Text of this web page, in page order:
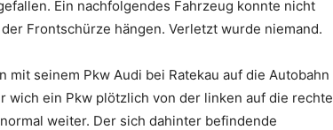
Ein nachfolgendes Fahrzeug konnte nicht
Frontschürze hängen. Verletzt wurde niemand.
mit seinem Pkw Audi bei Ratekau auf die Autobahn
wich ein Pkw plötzlich von der linken auf die rechte
weiter. Der sich dahinter befindende